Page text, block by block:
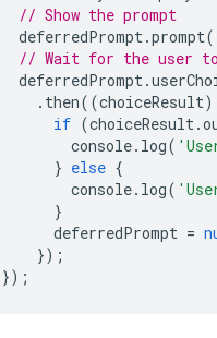
// Show the prompt
deferredPrompt.prompt
// Wait for the user to
deferredPrompt.
. then((choiceResult)
if (choiceResult.
console. log(
} else {
console. log(
}
deferredPrompt =
});
});